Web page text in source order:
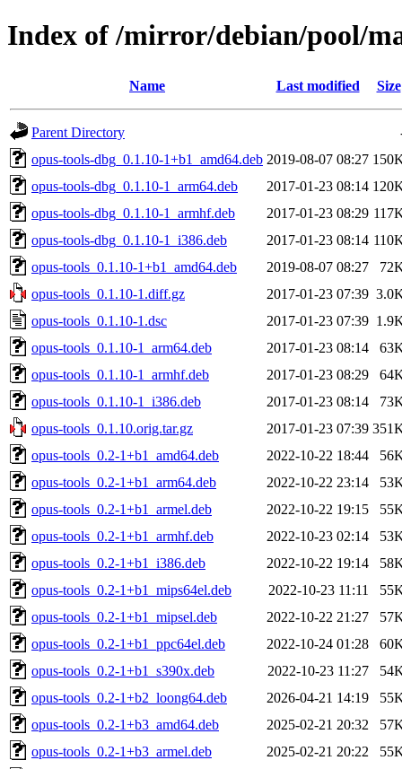
Index of /mirror/debian/pool/
Name Last modified Size
Parent Directory
opus-tools-dbg_0.1.10-1+b1_amd64.deb 2019-08-07 08:27
opus-tools-dbg_0.1.10-1_arm64.deb
2017-01-23 08:14
opus-tools-dbg_0.1.10-1_armhf.deb
2017-01-23 08:29
opus-tools-dbg_0.1.10-1_i386.deb
2017-01-23 08:14
opus-tools_0.1.10-1+b1_amd64.deb
2019-08-07 08:27
opus-tools_0.1.10-1.diff.gz
2017-01-23 07:39
opus-tools_0.1.10-1.dsc
2017-01-23 07:39
opus-tools_0.1.10-1_arm64.deb
2017-01-23 08:14
opus-tools_0.1.10-1_armhf.deb
2017-01-23 08:29
opus-tools_0.1.10-1_i386.deb
2017-01-23 08:14
opus-tools_0.1.10.orig.tar.gz
2017-01-23 07:39
opus-tools_0.2-1+b1_amd64.deb
2022-10-22 18:44
opus-tools_0.2-1+b1_arm64.deb
2022-10-22 23:14
opus-tools_0.2-1+b1_armel.deb
2022-10-22 19:15
opus-tools_0.2-1+b1_armhf.deb
2022-10-23 02:14
opus-tools_0.2-1+b1_i386.deb
2022-10-22 19:14
opus-tools_0.2-1+b1_mips64el.deb
2022-10-23 11:11
opus-tools_0.2-1+b1_mipsel.deb
2022-10-22 21:27
opus-tools_0.2-1+b1_ppc64el.deb
2022-10-24 01:28
opus-tools_0.2-1+b1_s390x.deb
2022-10-23 11:27
opus-tools_0.2-1+b2_loong64.deb
2026-04-21 14:19
opus-tools_0.2-1+b3_amd64.deb
2025-02-21 20:32
opus-tools_0.2-1+b3_armel.deb
2025-02-21 20:22